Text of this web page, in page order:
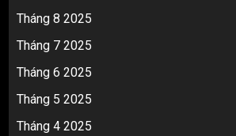
Tháng 8 2025
Tháng 7 2025
Tháng 6 2025
Tháng 5 2025
Tháng 4 2025